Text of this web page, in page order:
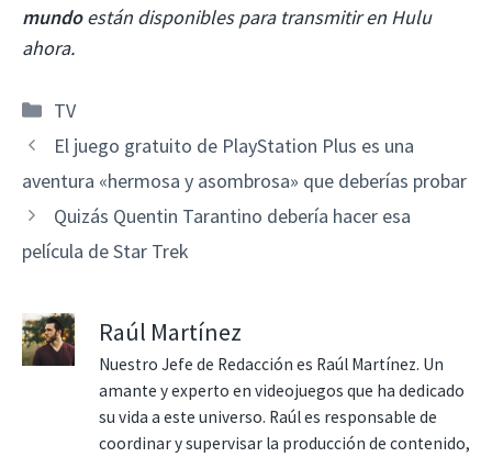
mundoestán disponibles para transmitir en Hulu
ahora.
Categorías
TV
El juego gratuito de PlayStation Plus es una
aventura «hermosa y asombrosa» que deberías probar
Quizás Quentin Tarantino debería hacer esa
película de Star Trek
Raúl Martínez
Nuestro Jefe de Redacción es Raúl Martínez. Un
amante y experto en videojuegos que ha dedicado
su vida a este universo. Raúl es responsable de
coordinar y supervisar la producción de contenido,